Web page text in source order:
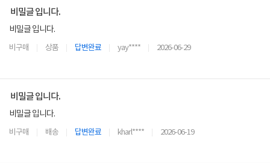
비밀글 입니다.
비밀글 입니다.
비구매 상품 답변완료 yay**** 2026-06-29
비밀글 입니다.
비밀글 입니다.
비구매 배송 답변완료 kharl**** 2026-06-19